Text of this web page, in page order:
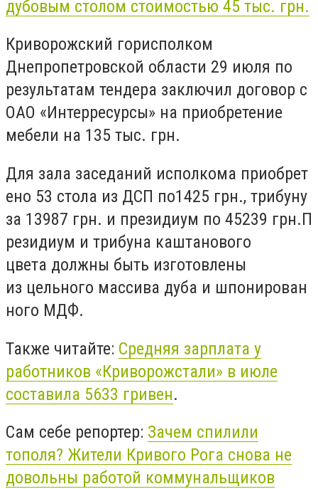
дубовым столом стоимостью 45 тыс. грн.
Криворожский горисполком
Днепропетровской области 29 июля по
результатам тендера заключил договор с
ОАО «Интерресурсы» на приобретение
мебели на 135 тыс. грн.
Для зала заседаний исполкома приобрет
ено 53 стола из ДСП по1425 грн., трибуну
за 13987 грн. и президиум по 45239 грн.П
резидиум и трибуна каштанового
цвета должны быть изготовлены
из цельного массива дуба и шпонирован
ного МДФ.
Также читайте: Средняя зарплата у
работников «Криворожстали» в июле
составила 5633 гривен.
Сам себе репортер: Зачем спилили
тополя? Жители Кривого Рога снова не
довольны работой коммунальщиков